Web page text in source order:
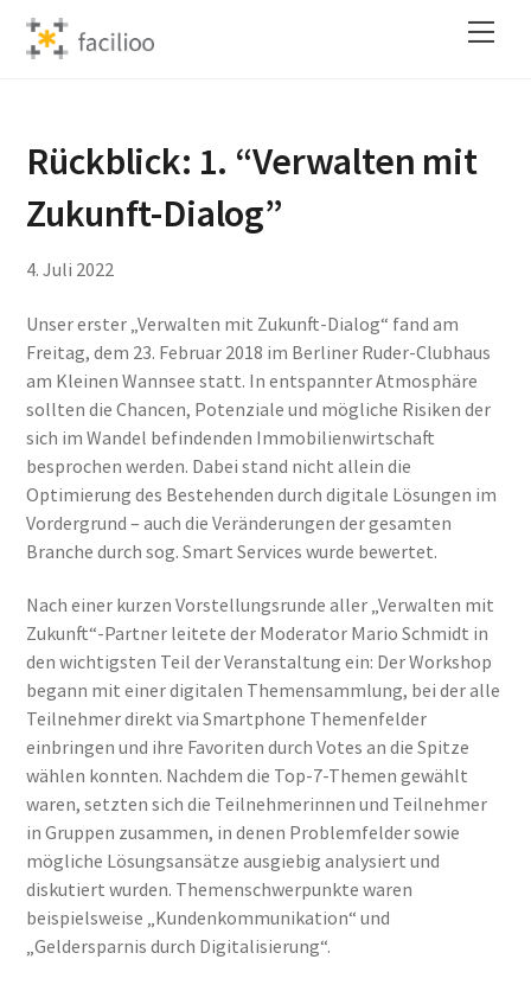
Skip
Rückblick: 1. “Verwalten mit
Zukunft-Dialog”
4.Juli 2022
Unser erster „Verwalten mit Zukunft-Dialog“ fand am
Freitag, dem 23. Februar 2018 im Berliner Ruder-Clubhaus
am Kleinen Wannsee statt. In entspannter Atmosphäre
sollten die Chancen, Potenziale und mögliche Risiken der
sich im Wandel befindenden Immobilienwirtschaft
besprochen werden. Dabei stand nicht allein die
Optimierung des Bestehenden durch digitale Lösungen im
Vordergrund – auch die Veränderungen der gesamten
Branche durch sog. Smart Services wurde bewertet.
Nach einer kurzen Vorstellungsrunde aller „Verwalten mit
Zukunft“-Partner leitete der Moderator Mario Schmidt in
den wichtigsten Teil der Veranstaltung ein: Der Workshop
begann mit einer digitalen Themensammlung, bei der alle
Teilnehmer direkt via Smartphone Themenfelder
einbringen und ihre Favoriten durch Votes an die Spitze
wählen konnten. Nachdem die Top-7-Themen gewählt
waren, setzten sich die Teilnehmerinnen und Teilnehmer
in Gruppen zusammen, in denen Problemfelder sowie
mögliche Lösungsansätze ausgiebig analysiert und
diskutiert wurden. Themenschwerpunkte waren
beispielsweise „Kundenkommunikation“ und
„Geldersparnis durch Digitalisierung“.